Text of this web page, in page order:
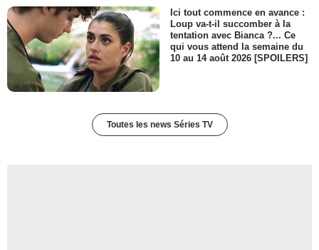
Ici tout commence en avance :
Loup va-t-il succomber à la
tentation avec Bianca ?... Ce
qui vous attend la semaine du
10 au 14 août 2026 [SPOILERS]
Toutes les news Séries TV